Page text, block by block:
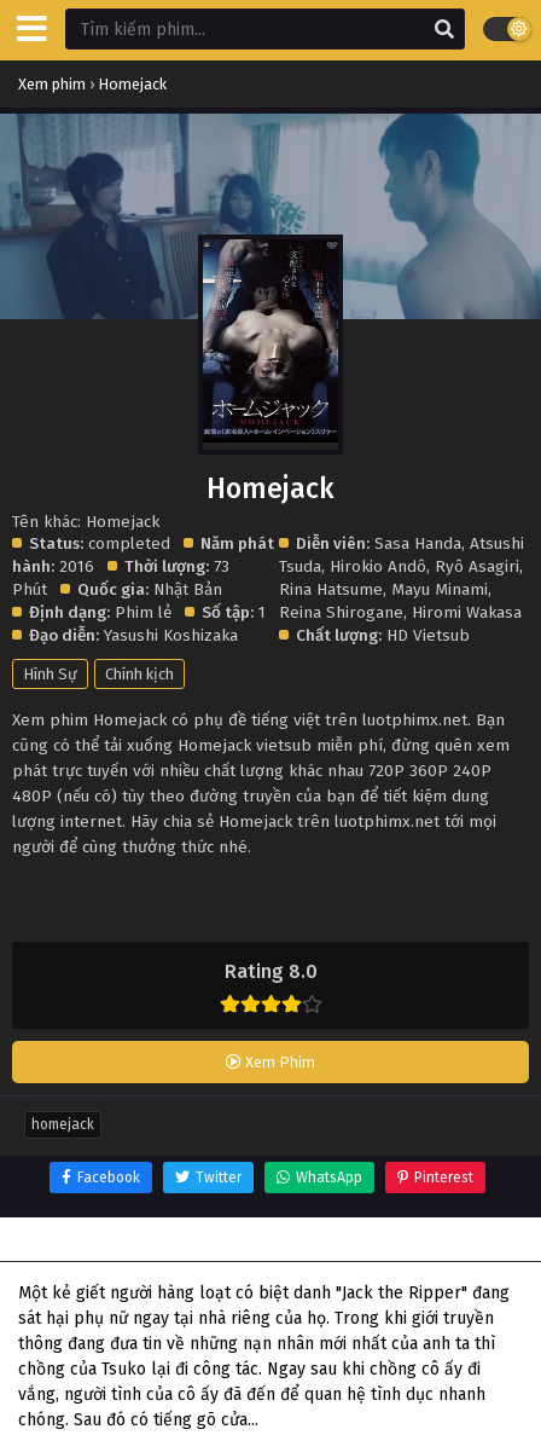
Xem phim › Homejack
Rating 8.0
Xem Phim
Homejack
Tên khác: Homejack
Status: completed
Năm phát
hành: 2016 Thời lượng: 73
Phút
Quốc gia: Nhật Bản
Định dạng: Phim lẻ Số tập: 1
Đạo diễn: Yasushi Koshizaka
Diễn viên: Sasa Handa,Atsushi
Tsuda, Hirokio Andô, Ryô Asagiri,
Rina Hatsume, Mayu Minami,
Reina Shirogane, Hiromi Wakasa
Chất lượng: HD Vietsub
Hình Sự Chính kịch
Xem phim Homejack có phụ đề tiếng việt trên luotphimx.net. Bạn
cũng có thể tải xuống Homejack vietsub miễn phí, đừng quên xem
phát trực tuyến với nhiều chất lượng khác nhau 720P 360P 240P
480P (nếu có) tùy theo đường truyền của bạn để tiết kiệm dung
lượng internet. Hãy chia sẻ Homejack trên luotphimx.net tới mọi
người để cùng thưởng thức nhé.
homejack
Facebook Twitter WhatsApp Pinterest
Một kẻ giết người hàng loạt có biệt danh "Jack the Ripper" đang
sát hại phụ nữ ngay tại nhà riêng của họ. Trong khi giới truyền
thông đang đưa tin về những nạn nhân mới nhất của anh ta thì
chồng của Tsuko lại đi công tác. Ngay sau khi chồng cô ấy đi
vắng, người tình của cô ấy đã đến để quan hệ tình dục nhanh
chóng. Sau đó có tiếng gõ cửa...